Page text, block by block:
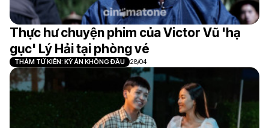
Thực hư chuyện phim của Victor Vũ 'hạ
gục' Lý Hải tại phòng vé
THÁM TỬ KIÊN: KỲ ÁN KHÔNG ĐẦU 28/04